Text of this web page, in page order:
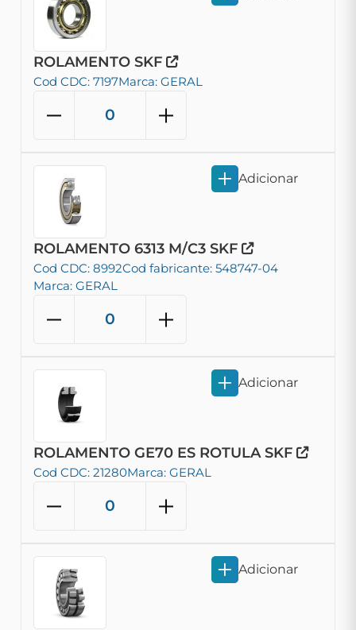
ROLAMENTO SKF
Cod CDC: 7197Marca: GERAL
ROLAMENTO 6313 M/C3 SKF
Cod CDC: 8992Cod fabricante: 548747-04
Marca: GERAL
Adicionar
ROLAMENTO GE70 ES ROTULA SKF
Cod CDC: 21280Marca: GERAL
Adicionar
Adicionar